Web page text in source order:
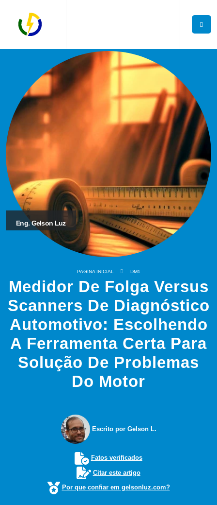
Eng. Gelson Luz
PAGINA INICIAL DM1
Medidor De Folga Versus
Scanners De Diagnóstico
Automotivo: Escolhendo
A Ferramenta Certa Para
Solução De Problemas
Do Motor
Escrito por Gelson L.
Fatos verificados
Citar este artigo
Por que confiar em gelsonluz.com?